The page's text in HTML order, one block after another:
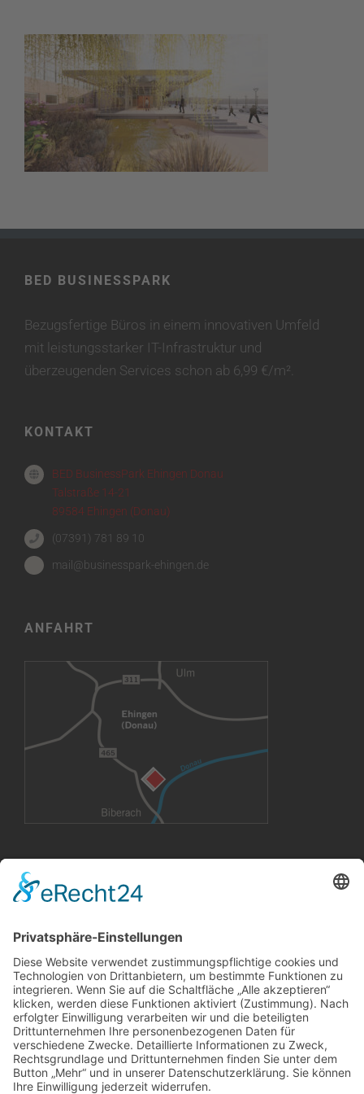
BED BUSINESSPARK
Bezugsfertige Büros in einem innovativen Umfeld
mit leistungsstarker IT-Infrastruktur und
überzeugenden Services schon ab 6,99 €/m².
KONTAKT
BED BusinessPark Ehingen Donau
Talstraße 14-21
89584 Ehingen (Donau)
(07391) 781 89 10
mail@businesspark-ehingen.de
ANFAHRT
VERMIETUNG
Großflächen
Konferenzräume
CoWorking Arbeitsplätze
InnovationLab